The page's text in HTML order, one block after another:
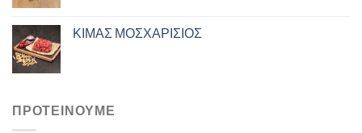
ΚΙΜΑΣ ΜΟΣΧΑΡΙΣΙΟΣ
ΠΡΟΤΕΙΝΟΥΜΕ